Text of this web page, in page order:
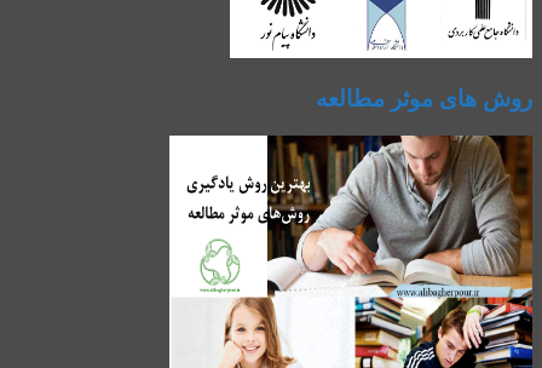
روش های موثر مطالعه